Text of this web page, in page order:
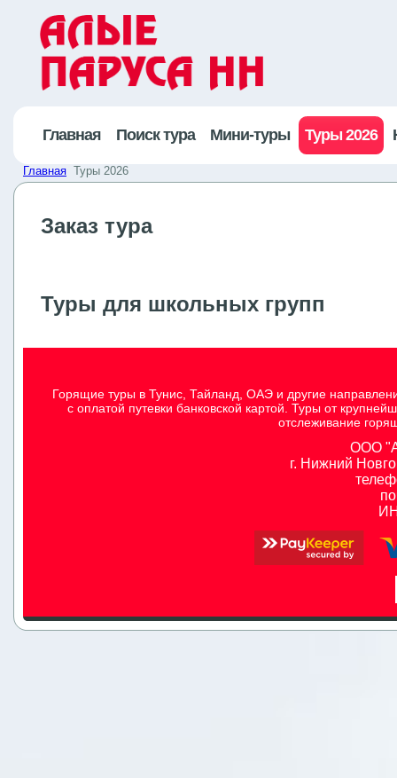
Главная Поиск тура Мини-туры Туры 2026
Главная Туры 2026
Заказ тура
Туры для школьных групп
Горящие туры в Тунис, Тайланд, ОАЭ и другие
с оплатой путевки банковской картой. Туры от
отслеживание
ООО
г. Нижний